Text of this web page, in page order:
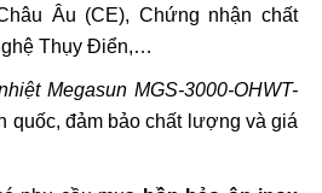
Âu (CE), Chứng nhận chất
Thụy Điển,…
Megasun MGS-3000-OHWT-
quốc, đảm bảo chất lượng và giá